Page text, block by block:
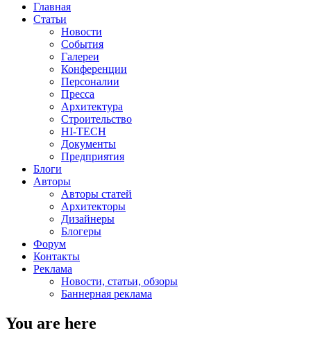
Главная
Статьи
Новости
События
Галереи
Конференции
Персоналии
Пресса
Архитектура
Строительство
HI-TECH
Документы
Предприятия
Блоги
Авторы
Авторы статей
Архитекторы
Дизайнеры
Блогеры
Форум
Контакты
Реклама
Новости, статьи, обзоры
Баннерная реклама
You are here